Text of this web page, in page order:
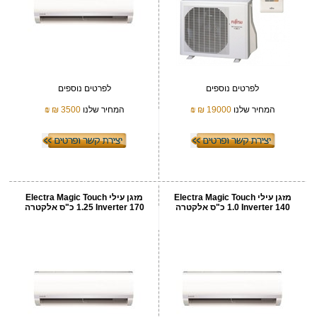
לפרטים נוספים
המחיר שלנו19000 ₪
₪
לפרטים נוספים
המחיר שלנו3500 ₪
₪
מזגן עילי Electra Magic Touch
Inverter 140 ‏1.0 ‏כ"ס אלקטרה
מזגן עילי Electra Magic Touch
Inverter 170 ‏1.25 ‏כ"ס אלקטרה